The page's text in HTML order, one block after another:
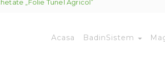
„folie Tunel Agricol”
Acasa BadinSistem